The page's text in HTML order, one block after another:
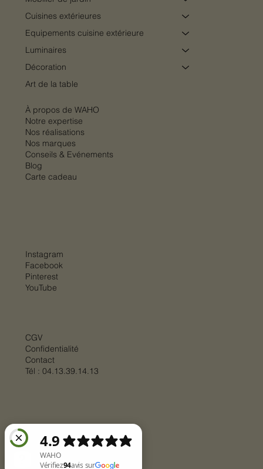
Cuisines extérieures
Equipements cuisine extérieure
Luminaires
Décoration
Art de la table
À propos de WAHO
Notre expertise
Nos réalisations
Nos marques
Conseils & Evénements
Blog
Carte cadeau
CGV
Confidentialité
Contact
Tél : 04.13.39.14.13
Instagram
Facebook
Pinterest
YouTube
© 2025 parBIGSTEP